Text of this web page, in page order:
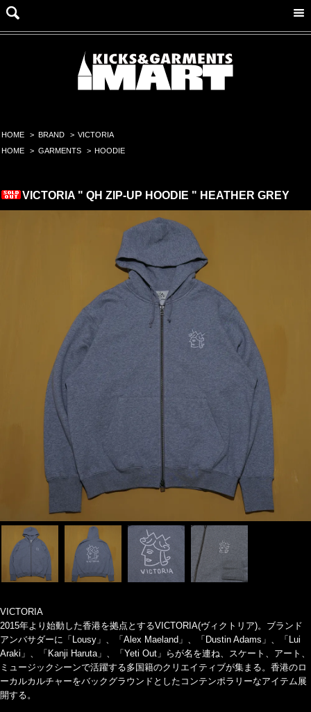
HOME > BRAND > VICTORIA
HOME
> GARMENTS > HOODIE
VICTORIA " QH ZIP-UP HOODIE " HEATHER GREY
VICTORIA
2015年より始動した香港を拠点とするVICTORIA(ヴィクトリア)。ブランド
アンバサダーに「Lousy」、「Alex Maeland」、「Dustin Adams」、「Lui
Araki」、「Kanji Haruta」、「Yeti Out」らが名を連ね、スケート、アート、
ミュージックシーンで活躍する多国籍のクリエイティブが集まる。香港のロ
ーカルカルチャーをバックグラウンドとしたコンテンポラリーなアイテム展
開する。